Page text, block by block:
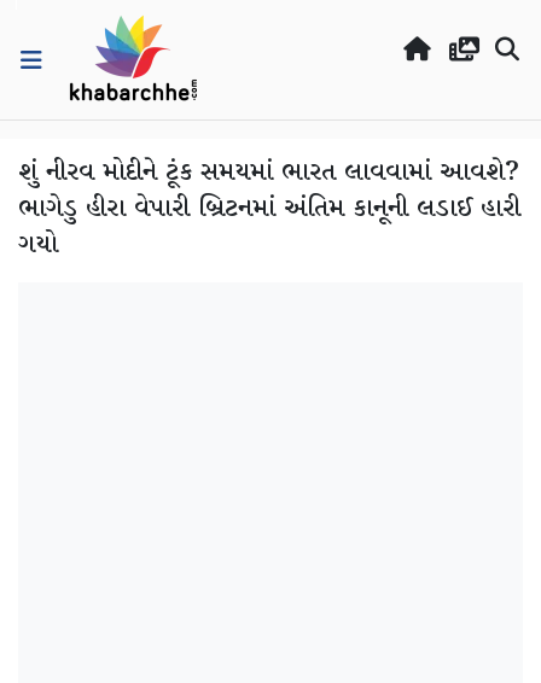
શું નીરવ મોદીને ટૂંક સમયમાં ભારત લાવવામાં આવશે?
ભાગેડુ હીરા વેપારી બ્રિટનમાં અંતિમ કાનૂની લડાઈ હારી
ગયો